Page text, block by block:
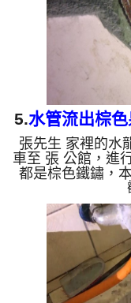
5.水管流出棕
張先生 家裡的水
車至 張 公館，進
都是棕色鐵鏽，
入 檸檬酸 至管路
機 ，啟動 螺旋波
越洗就越髒顏色
片影片，兩個多
了!! 如是自來水
積，洗出來的水
管壁上會結成黑
黑